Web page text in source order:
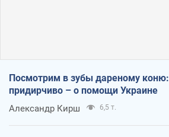
Посмотрим в зубы дареному коню:
придирчиво – о помощи Украине
Александр Кирш 6,5 т.